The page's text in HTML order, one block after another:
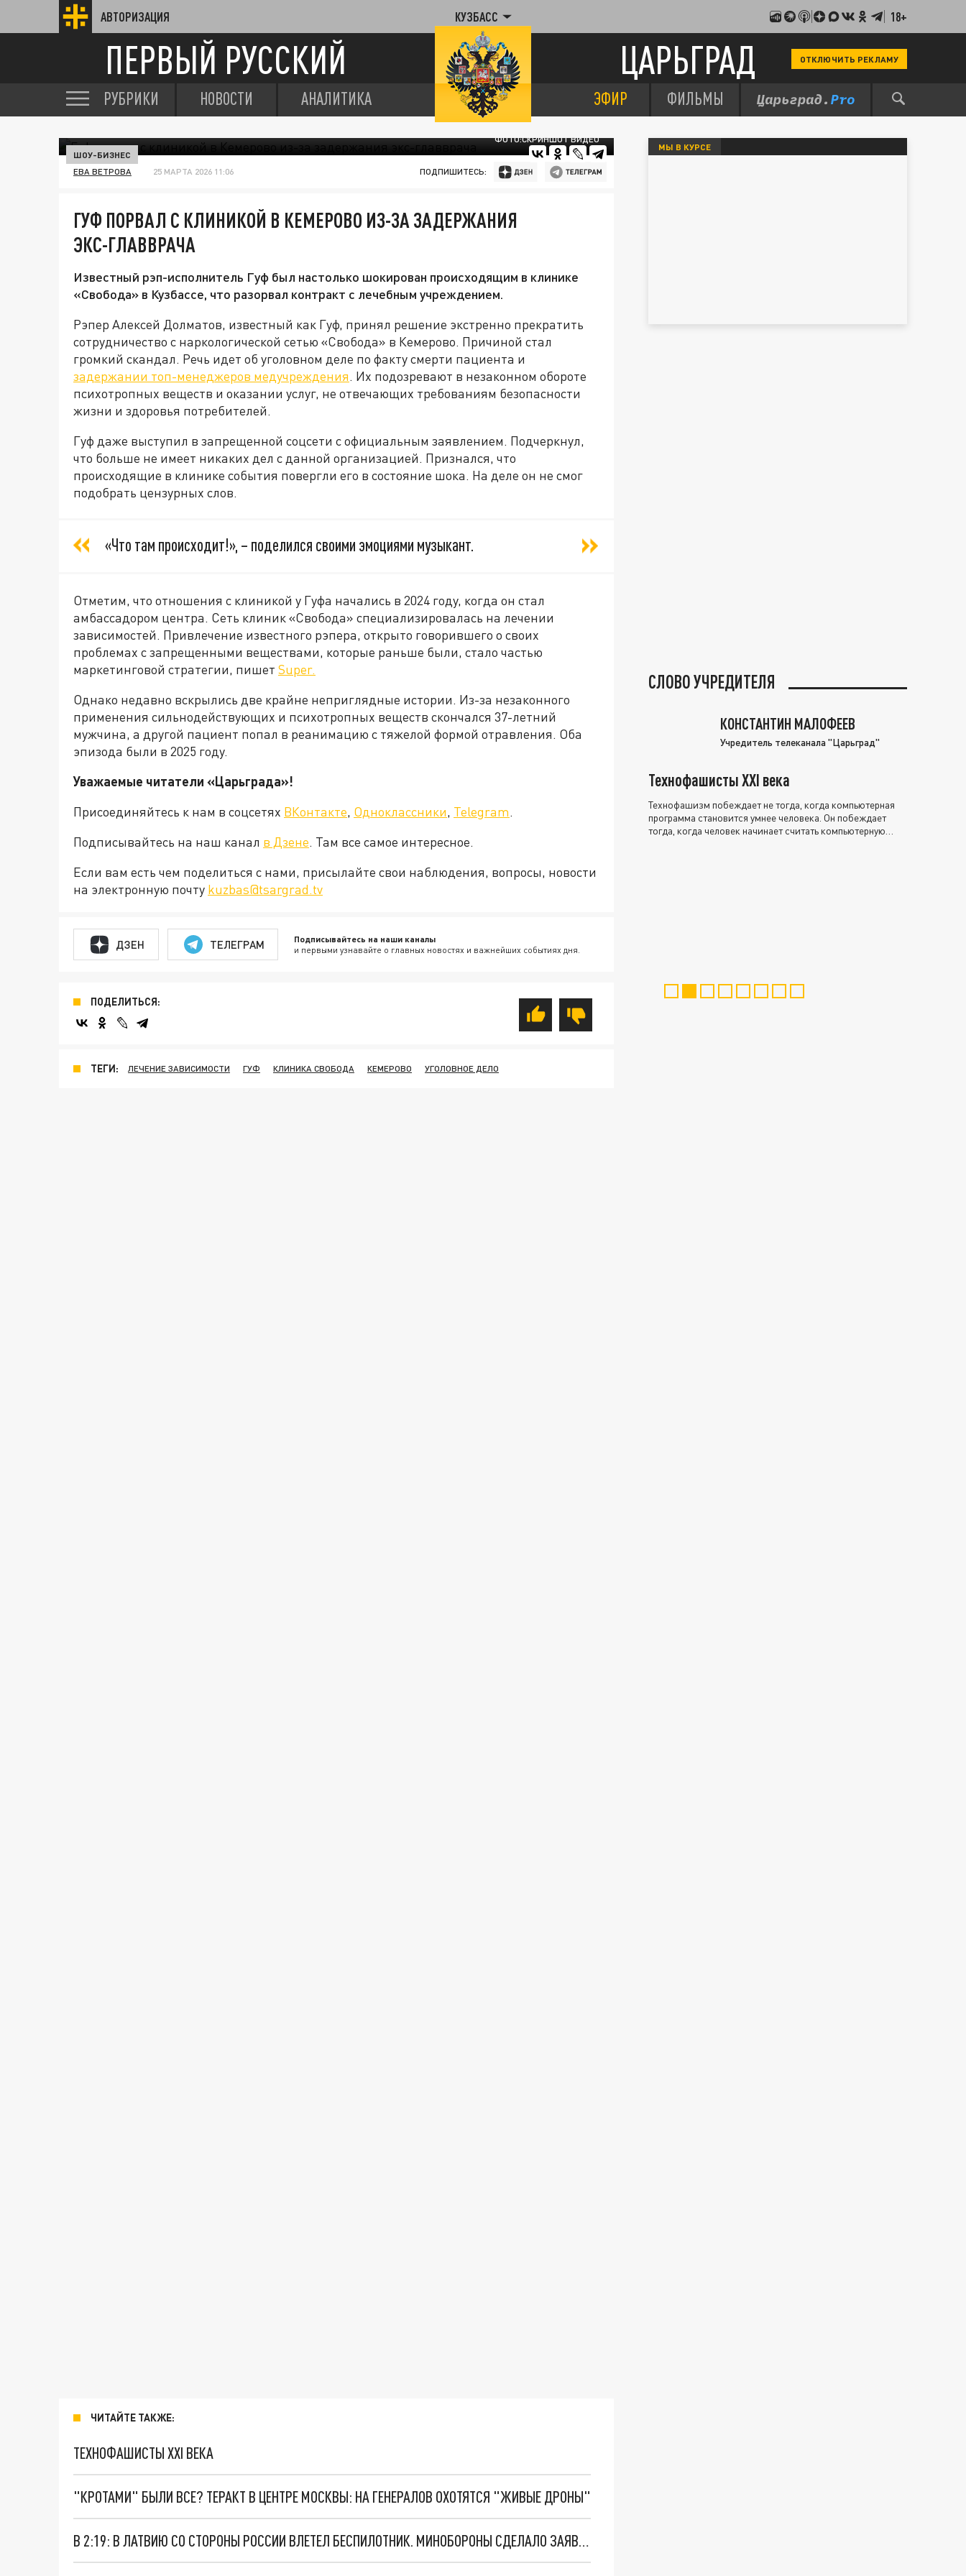
АВТОРИЗАЦИЯ КУЗБАСС 18+
ПЕРВЫЙ РУССКИЙ ЦАРЬГРАД ОТКЛЮЧИТЬ РЕКЛАМУ
РУБРИКИ НОВОСТИ АНАЛИТИКА ЭФИР ФИЛЬМЫ
ФОТО:СКРИНШОТ ВИДЕО
ШОУ-БИЗНЕС
ЕВА ВЕТРОВА 25 МАРТА 2026 11:06 ПОДПИШИТЕСЬ:
ГУФ ПОРВАЛ С КЛИНИКОЙ В КЕМЕРОВО ИЗ-ЗА ЗАДЕРЖАНИЯ
ЭКС-ГЛАВВРАЧА
Известный рэп-исполнитель Гуф был настолько шокирован происходящим в клинике
«Свобода» в Кузбассе, что разорвал контракт с лечебным учреждением.
Рэпер Алексей Долматов, известный как Гуф, принял решение экстренно прекратить
сотрудничество с наркологической сетью «Свобода» в Кемерово. Причиной стал
громкий скандал. Речь идет об уголовном деле по факту смерти пациента и
задержании топ-менеджеров медучреждения. Их подозревают в незаконном обороте
психотропных веществ и оказании услуг, не отвечающих требованиям безопасности
жизни и здоровья потребителей.
Гуф даже выступил в запрещенной соцсети с официальным заявлением. Подчеркнул,
что больше не имеет никаких дел с данной организацией. Признался, что
происходящие в клинике события повергли его в состояние шока. На деле он не смог
подобрать цензурных слов.
«Что там происходит!», – поделился своими эмоциями музыкант.
Отметим, что отношения с клиникой у Гуфа начались в 2024 году, когда он стал
амбассадором центра. Сеть клиник «Свобода» специализировалась на лечении
зависимостей. Привлечение известного рэпера, открыто говорившего о своих
проблемах с запрещенными веществами, которые раньше были, стало частью
маркетинговой стратегии, пишет Super.
Однако недавно вскрылись две крайне неприглядные истории. Из-за незаконного
применения сильнодействующих и психотропных веществ скончался 37-летний
мужчина, а другой пациент попал в реанимацию с тяжелой формой отравления. Оба
эпизода были в 2025 году.
Уважаемые читатели «Царьграда»!
Присоединяйтесь к нам в соцсетях ВКонтакте, Одноклассники, Telegram.
Подписывайтесь на наш канал в Дзене. Там все самое интересное.
Если вам есть чем поделиться с нами, присылайте свои наблюдения, вопросы, новости
на электронную почту kuzbas@tsargrad.tv
ДЗЕН ТЕЛЕГРАМ Подписывайтесь на наши каналы
и первыми узнавайте о главных новостях и важнейших событиях дня.
ПОДЕЛИТЬСЯ:
ТЕГИ: ЛЕЧЕНИЕ ЗАВИСИМОСТИ ГУФ КЛИНИКА СВОБОДА КЕМЕРОВО УГОЛОВНОЕ ДЕЛО
ЧИТАЙТЕ ТАКЖЕ:
ТЕХНОФАШИСТЫ XXI ВЕКА
"КРОТАМИ" БЫЛИ ВСЕ? ТЕРАКТ В ЦЕНТРЕ МОСКВЫ: НА ГЕНЕРАЛОВ ОХОТЯТСЯ "ЖИВЫЕ ДРОНЫ"
В 2:19: В ЛАТВИЮ СО СТОРОНЫ РОССИИ ВЛЕТЕЛ БЕСПИЛОТНИК. МИНОБОРОНЫ СДЕЛАЛО ЗАЯВЛЕНИЕ
МЫ В КУРСЕ
СЛОВО УЧРЕДИТЕЛЯ
КОНСТАНТИН МАЛОФЕЕВ
Учредитель телеканала "Царьград"
Технофашисты XXI века
Технофашизм побеждает не тогда, когда компьютерная
программа становится умнее человека. Он побеждает
тогда, когда человек начинает считать компьютерную